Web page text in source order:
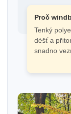
Proč
Tenký
déšť a
snadno